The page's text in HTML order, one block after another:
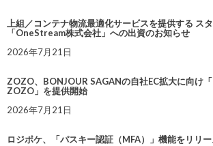
上組／コンテナ物流最適化サービスを提供する ス
「OneStream株式会社」への出資のお知らせ
2026年7月21日
ZOZO、BONJOUR SAGANの自社EC拡大に向け
ZOZO」を提供開始
2026年7月21日
ロジポケ、「パスキー認証（MFA）」機能をリリー